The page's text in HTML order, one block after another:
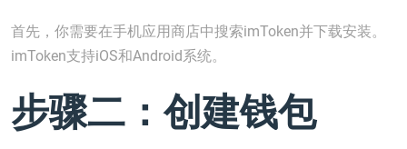
首先，你需要在手机应用商店中搜索imToken并下载安装。
imToken支持iOS和Android系统。
步骤二：创建钱包